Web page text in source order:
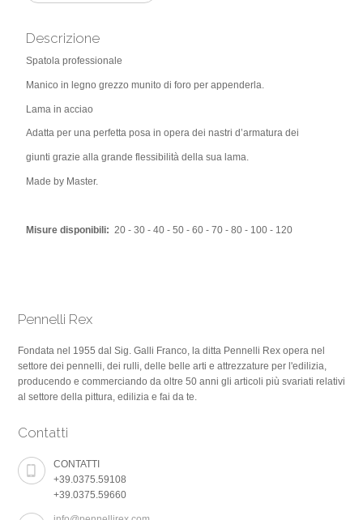
Descrizione
Spatola professionale
Manico in legno grezzo munito di foro per appenderla.
Lama in acciao
Adatta per una perfetta posa in opera dei nastri d’armatura dei
giunti grazie alla grande flessibilità della sua lama.
Made by Master.
Misure disponibili: 20 - 30 - 40 - 50 - 60 - 70 - 80 - 100 - 120
Pennelli Rex
Fondata nel 1955 dal Sig. Galli Franco, la ditta Pennelli Rex opera nel
settore dei pennelli, dei rulli, delle belle arti e attrezzature per l'edilizia,
producendo e commerciando da oltre 50 anni gli articoli più svariati relativi
al settore della pittura, edilizia e fai da te.
Contatti
CONTATTI
+39.0375.59108
+39.0375.59660